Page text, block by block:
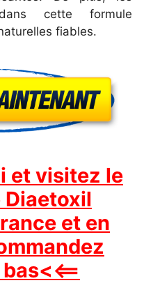
cette formule
fiables.
et visitez le
et en